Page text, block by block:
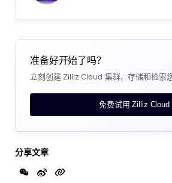
准备好开始了吗？
立刻创建 Zilliz Cloud 集群，存储和检索
免费试用 Zilliz Cloud
分享文章